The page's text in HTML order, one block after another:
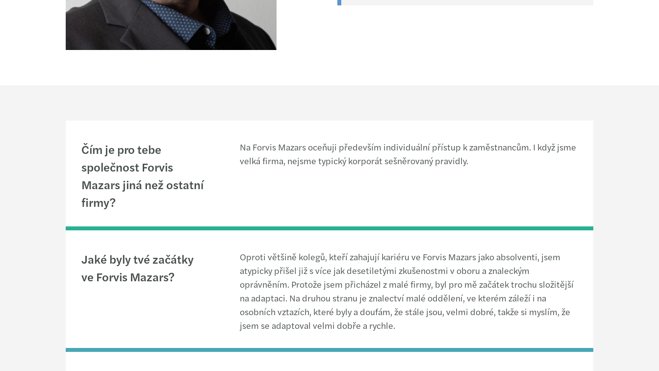
Čím je pro tebe
společnost Forvis
Mazars jiná než ostatní
firmy?
Na Forvis Mazars oceňuji především individuální přístup k zaměstnancům. I když jsme
velká firma, nejsme typický korporát sešněrovaný pravidly.
Jaké byly tvé začátky
ve Forvis Mazars?
Oproti většině kolegů, kteří zahajují kariéru ve Forvis Mazars jako absolventi, jsem
atypicky přišel již s více jak desetiletými zkušenostmi v oboru a znaleckým
oprávněním. Protože jsem přicházel z malé firmy, byl pro mě začátek trochu složitější
na adaptaci. Na druhou stranu je znalectví malé oddělení, ve kterém záleží i na
osobních vztazích, které byly a doufám, že stále jsou, velmi dobré, takže si myslím, že
jsem se adaptoval velmi dobře a rychle.